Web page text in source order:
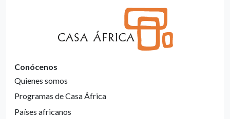
Conócenos
Quienes somos
Programas de Casa África
Países africanos